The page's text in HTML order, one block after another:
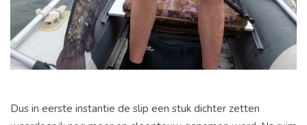
Dus in eerste instantie de slip een stuk dichter zetten